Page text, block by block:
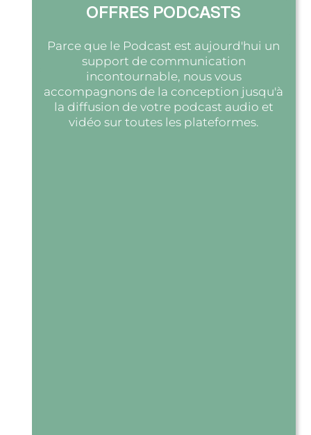
OFFRES PODCASTS
Parce que le Podcast est aujourd'hui un
support de communication
incontournable, nous vous
accompagnons de la conception jusqu'à
la diffusion de votre podcast audio et
vidéo sur toutes les plateformes.